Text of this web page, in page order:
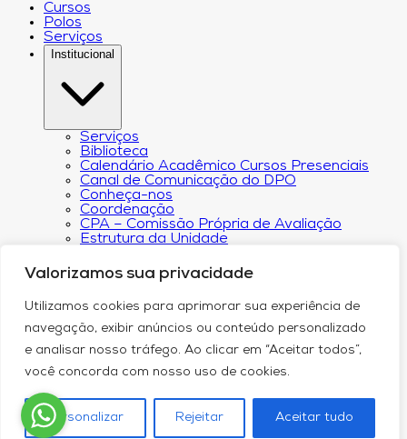
Valorizamos sua privacidade
Utilizamos cookies para aprimorar sua experiência de
navegação, exibir anúncios ou conteúdo personalizado
e analisar nosso tráfego. Ao clicar em “Aceitar todos”,
você concorda com nosso uso de cookies.
Personalizar Rejeitar Aceitar tudo
Cursos
Polos
Serviços
Institucional
Serviços
Biblioteca
Calendário Acadêmico Cursos Presenciais
Canal de Comunicação do DPO
Conheça-nos
Coordenação
CPA – Comissão Própria de Avaliação
Estrutura da Unidade
Programa de Iniciação Científica
Núcleo de Apoio Psicopedagógico
Regimento
Responsabilidade Social
Núcleo de Atendimento ao Egresso
Plano de Desenvolvimento Institucional (PDI))
Revista Científica Intelleto
Transparência Financeira e Resultados do
Relatório de Transparência Salarial
Política de Privacidade
Blog